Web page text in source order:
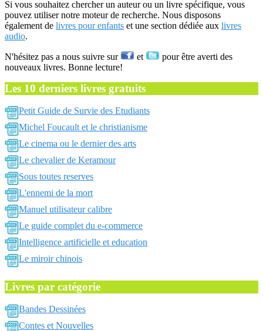
Si vous souhaitez chercher un auteur ou un livre spécifique, vous
pouvez utiliser notre moteur de recherche. Nous disposons
également de livres pour enfants et une section dédiée aux livres
audio.
N'hésitez pas a nous suivre sur et
pour être averti des
nouveaux livres. Bonne lecture!
Les 10 derniers livres gratuits
Petit Guide de Survie des Etudiants
Michel Foucault et le christianisme
Le cinema ou le dernier des arts
Le chevalier de Keramour
Sous toutes reserves
L'ennemi de la mort
Manuel utilisateur calibre
Le guide complet du e-commerce
Intelligence artificielle et education
Le miroir chinois
Livres par catégorie
Bandes Dessinées
Contes et Nouvelles